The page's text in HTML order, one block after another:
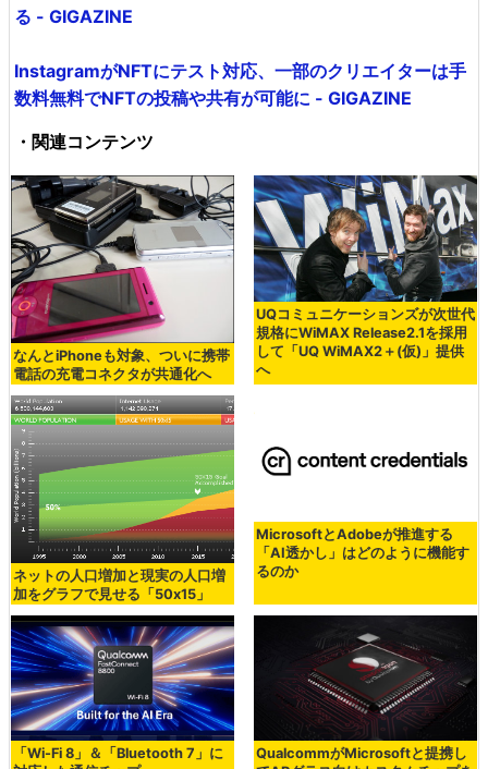
る - GIGAZINE
InstagramがNFTにテスト対応、一部のクリエイターは手
数料無料でNFTの投稿や共有が可能に - GIGAZINE
・関連コンテンツ
なんとiPhoneも対象、ついに携帯
電話の充電コネクタが共通化へ
UQコミュニケーションズが次世代
規格にWiMAX Release2.1を採用
して「UQ WiMAX2＋(仮)」提供
へ
ネットの人口増加と現実の人口増
加をグラフで見せる「50x15」
MicrosoftとAdobeが推進する
「AI透かし」はどのように機能す
るのか
「Wi-Fi 8」＆「Bluetooth 7」に
QualcommがMicrosoftと提携し